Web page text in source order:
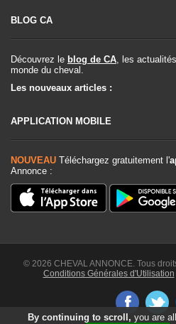
BLOG CA
Découvrez le blog de CA, les
monde du cheval.
Les nouveaux articles :
APPLICATION MOBILE
NOUVEAU Téléchargez gratuitement l'
Annonce :
© 2026 CHEVAL ANNONCE. Tous
Conditions Générales d'Utilisation
By continuing to scroll, you are